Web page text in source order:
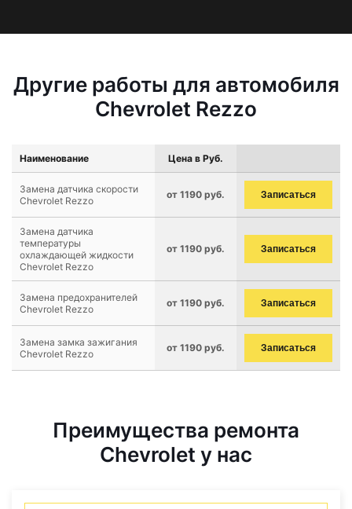
Другие работы для автомобиля
Chevrolet Rezzo
Наименование Цена в Руб.
Замена датчика скорости
Chevrolet Rezzo
от 1190 руб. Записаться
Замена датчика
температуры
охлаждающей жидкости
Chevrolet Rezzo
от 1190 руб. Записаться
Замена предохранителей
Chevrolet Rezzo
от 1190 руб. Записаться
Замена замка зажигания
Chevrolet Rezzo
от 1190 руб. Записаться
Преимущества ремонта
Chevrolet у нас